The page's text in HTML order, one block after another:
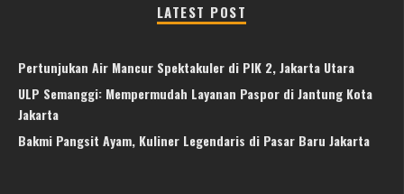
LATEST POST
Pertunjukan Air Mancur Spektakuler di PIK 2, Jakarta Utara
ULP Semanggi: Mempermudah Layanan Paspor di Jantung Kota
Jakarta
Bakmi Pangsit Ayam, Kuliner Legendaris di Pasar Baru Jakarta